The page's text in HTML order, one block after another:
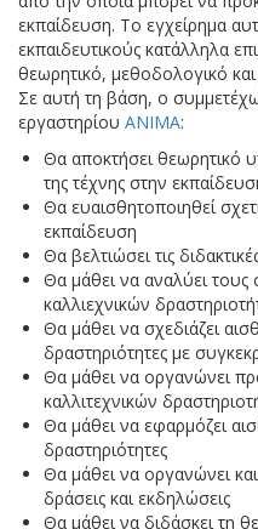
εκπαίδευση. Το εγχείρημα
εκπαιδευτικούς κατάλληλα
θεωρητικό, μεθοδολογικό και
Σε αυτή τη βάση, ο
εργαστηρίου ANIMA:
Θα αποκτήσει θεωρητικό
της τέχνης στην
Θα ευαισθητοποιηθεί
εκπαίδευση
Θα βελτιώσει τις
Θα μάθει να αναλύει τους
καλλιεχνικών
Θα μάθει να σχεδιάζει
δραστηριότητες με
Θα μάθει να οργανώνει
καλλιτεχνικών
Θα μάθει να εφαρμόζει
δραστηριότητες
Θα μάθει να οργανώνει και
δράσεις και εκδηλώσεις
Θα μάθει να διδάσκει τη